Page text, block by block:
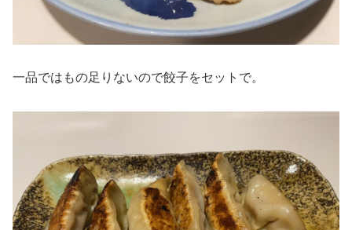
一品ではもの足りないので餃子をセットで。